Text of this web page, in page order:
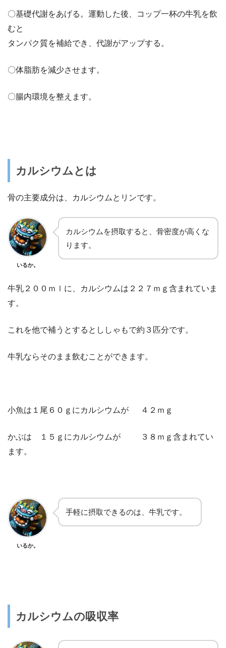
〇基礎代謝をあげる。運動した後、コップ一杯の牛乳を飲
むと
タンパク質を補給でき、代謝がアップする。
〇体脂肪を減少させます。
〇腸内環境を整えます。
カルシウムとは
骨の主要成分は、カルシウムとリンです。
いるか。
カルシウムを摂取すると、骨密度が高くな
ります。
牛乳２００ｍｌに、カルシウムは２２７ｍｇ含まれていま
す。
これを他で補うとするとししゃもで約３匹分です。
牛乳ならそのまま飲むことができます。
小魚は１尾６０ｇにカルシウムが ４２ｍｇ
かぶは １５ｇにカルシウムが ３８ｍｇ含まれてい
ます。
いるか。
手軽に摂取できるのは、牛乳です。
カルシウムの吸収率